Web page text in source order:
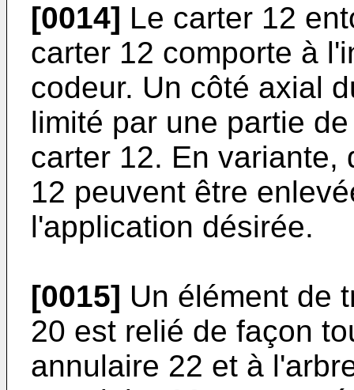
[0014] Le carter 12
carter 12 comporte à
codeur. Un côté axial
limité par une partie
carter 12. En variante,
12 peuvent être
l'application désirée.
[0015] Un élément de
20 est relié de façon
annulaire 22 et à